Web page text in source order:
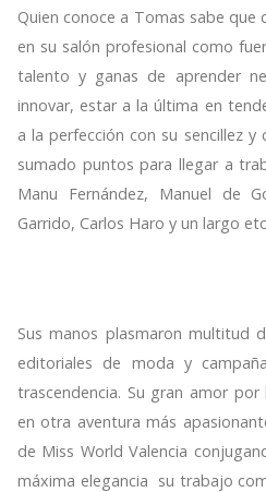
Quien conoce a Tomas sabe que
en su salón profesional como
talento y ganas de aprender
innovar, estar a la última en
a la perfección con su sencillez y
sumado puntos para llegar a
Manu Fernández, Manuel de
Garrido, Carlos Haro y un largo
Sus manos plasmaron multitud
editoriales de moda y
trascendencia. Su gran amor
en otra aventura más
de Miss World Valencia
máxima elegancia su trabajo